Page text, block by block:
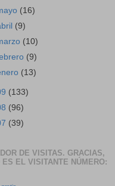
(16)
(9)
(10)
(9)
(13)
(133)
(96)
(39)
DE VISITAS. GRACIAS,
ES EL VISITANTE NÚMERO: